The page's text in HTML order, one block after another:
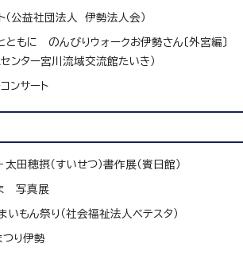
（公益社団法人 伊勢法人会）
もに のんびりウォークお伊勢さん〔外宮編〕
センター宮川流域交流館たいき）
ンサート
田穂摂（すいせつ）書作展（賓日館）
写真展
もん祭り（社会福祉法人ベテスタ）
り伊勢